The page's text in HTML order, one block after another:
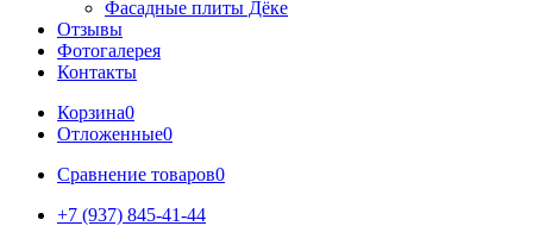
Фасадные плиты Дёке
Отзывы
Фотогалерея
Контакты
Корзина0
Отложенные0
Сравнение товаров0
+7 (937) 845-41-44